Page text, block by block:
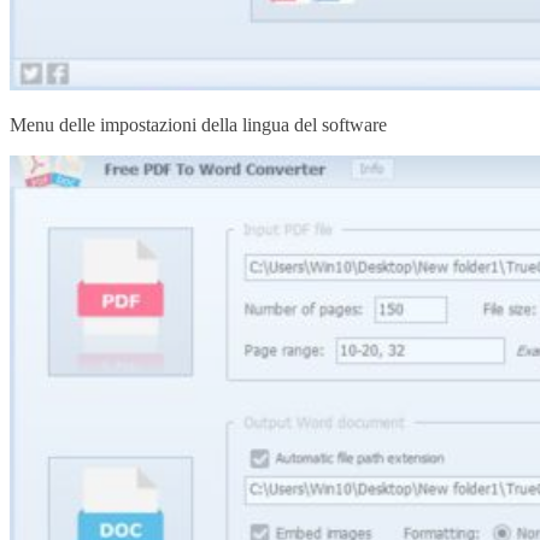
Menu delle impostazioni della lingua del software